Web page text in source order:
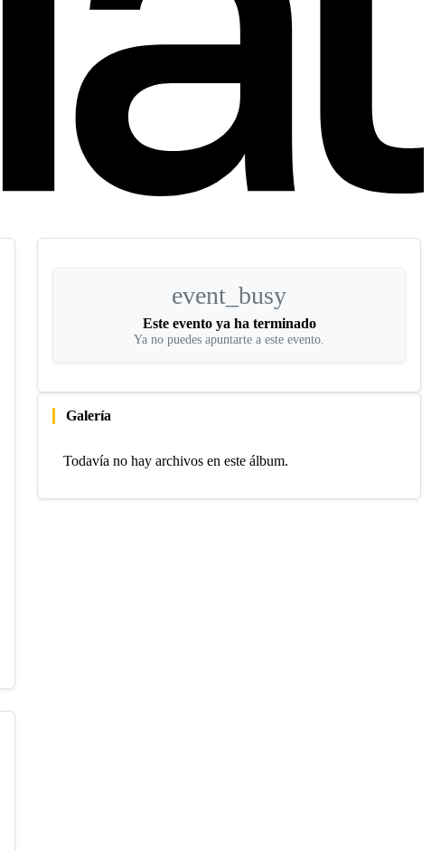
event_busy
Este evento ya ha terminado
Ya no puedes apuntarte a este evento.
Galería
Todavía no hay archivos en este álbum.